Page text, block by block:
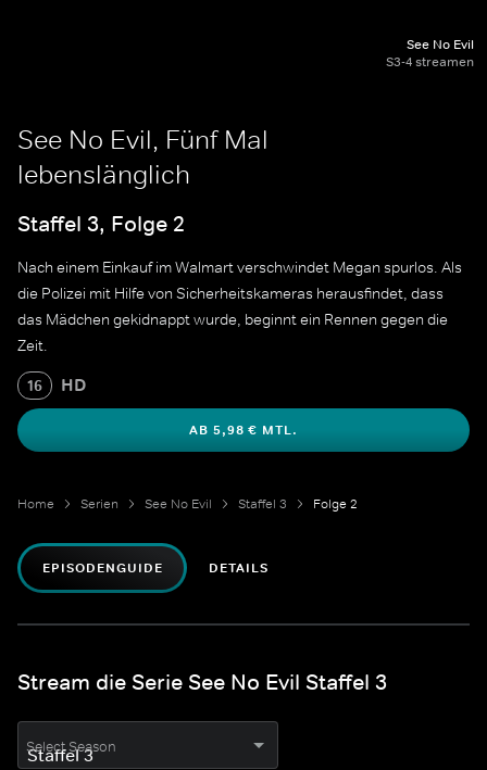
See No Evil
S3-4 streamen
See No Evil, Fünf Mal
lebenslänglich
Staffel 3, Folge 2
Nach einem Einkauf im Walmart verschwindet Megan spurlos. Als
die Polizei mit Hilfe von Sicherheitskameras herausfindet, dass
das Mädchen gekidnappt wurde, beginnt ein Rennen gegen die
Zeit.
16 HD
AB 5,98 € MTL.
Home Serien See No Evil Staffel 3 Folge 2
EPISODENGUIDE DETAILS
Stream die Serie See No Evil Staffel 3
Select Season